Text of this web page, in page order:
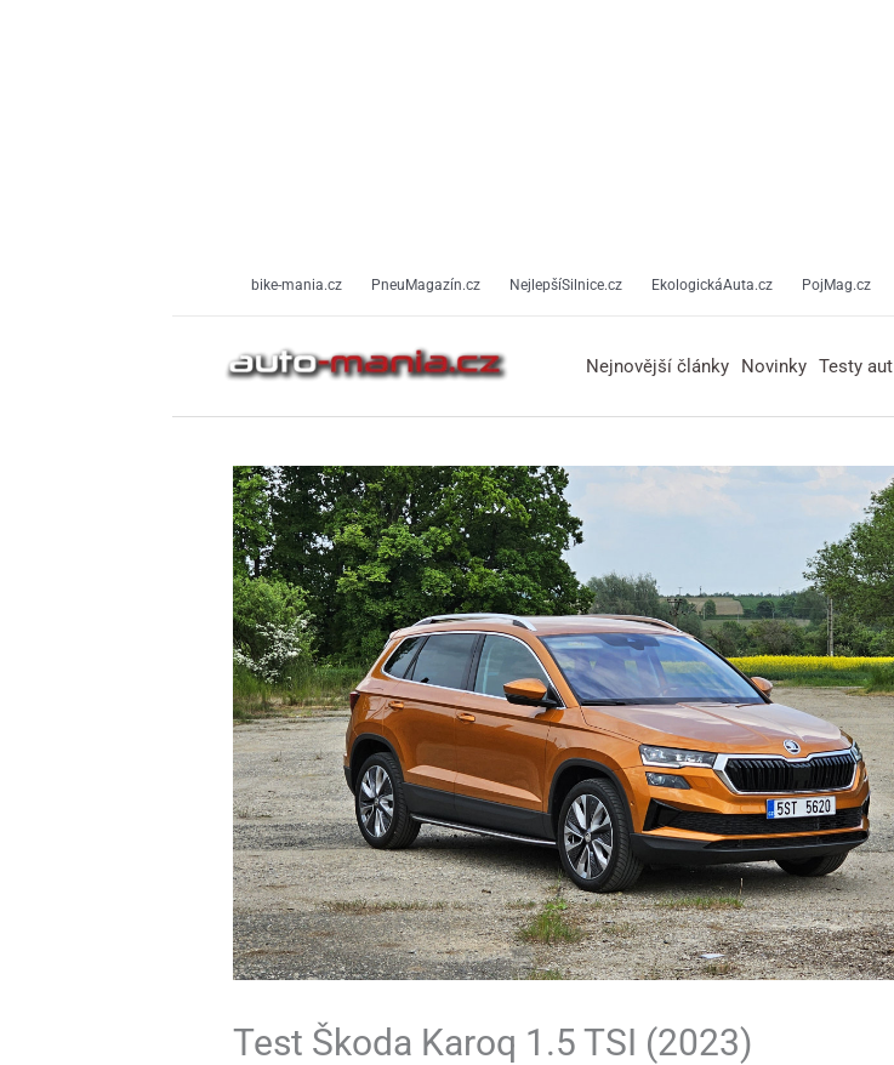
bike-mania.cz PneuMagazín.cz NejlepšíSilnice.cz EkologickáAuta.cz PojMag.cz
Nejnovější články Novinky Testy aut
Test Škoda Karoq 1.5 TSI (2023)